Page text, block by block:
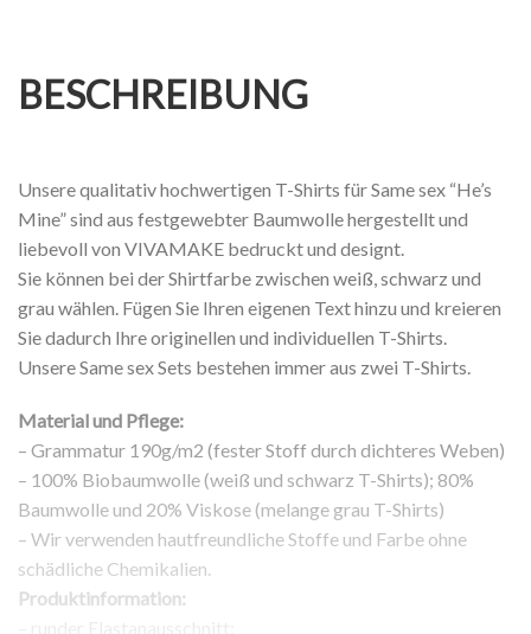
BESCHREIBUNG
Unsere qualitativ hochwertigen T-Shirts für Same sex “He’s
Mine” sind aus festgewebter Baumwolle hergestellt und
liebevoll von VIVAMAKE bedruckt und designt.
Sie können bei der Shirtfarbe zwischen weiß, schwarz und
grau wählen. Fügen Sie Ihren eigenen Text hinzu und kreieren
Sie dadurch Ihre originellen und individuellen T-Shirts.
Unsere Same sex Sets bestehen immer aus zwei T-Shirts.
Material und Pflege:
– Grammatur 190g/m2 (fester Stoff durch dichteres Weben)
– 100% Biobaumwolle (weiß und schwarz T-Shirts); 80%
Baumwolle und 20% Viskose (melange grau T-Shirts)
– Wir verwenden hautfreundliche Stoffe und Farbe ohne
schädliche Chemikalien.
Produktinformation: